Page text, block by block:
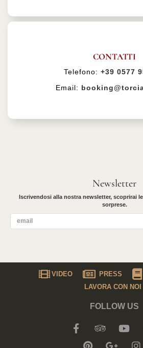
CONTATTI
Telefono: +39 0577
Email:
Newsletter
Iscrivendosi alla nostra newsletter, scoprirai
sorprese.
VIDEO PRESS
LAVORA CON NOI
FOLLOW US